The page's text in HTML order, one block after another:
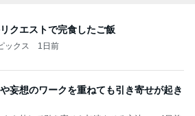
クエストで完食したご飯
ックス 1日前
妄想のワークを重ねても引き寄せが起き